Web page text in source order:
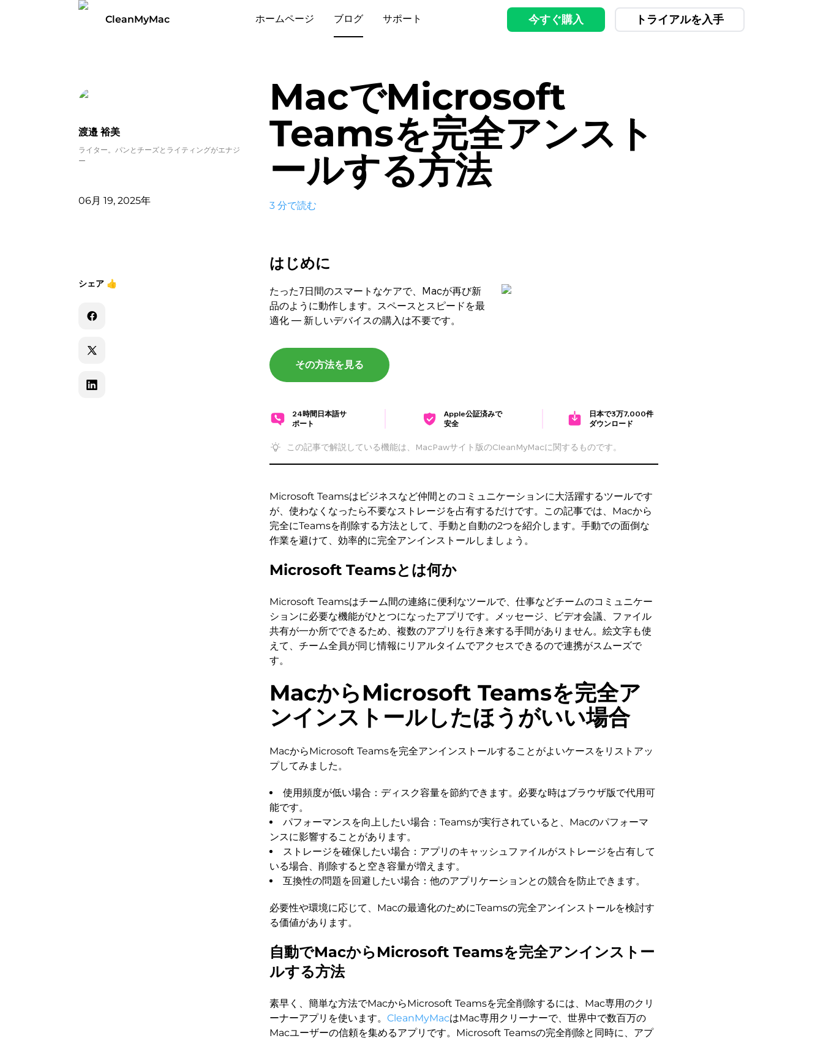
CleanMyMac ホームページ ブログ サポート 今すぐ購入 トライアルを入手
渡邉 裕美
ライター。パンとチーズとライティングがエナジ
ー
06月 19, 2025年
シェア 👍
MacでMicrosoft
Teamsを完全アンスト
ールする方法
3 分で読む
はじめに
たった7日間のスマートなケアで、Macが再び新
品のように動作します。スペースとスピードを最
適化 — 新しいデバイスの購入は不要です。
その方法を見る
24時間日本語サ
ポート
Apple公証済みで
安全
日本で3万7,000件
ダウンロード
この記事で解説している機能は、MacPawサイト版のCleanMyMacに関するものです。
Microsoft Teamsはビジネスなど仲間とのコミュニケーションに大活躍するツールです
が、使わなくなったら不要なストレージを占有するだけです。この記事では、Macから
完全にTeamsを削除する方法として、手動と自動の2つを紹介します。手動での面倒な
作業を避けて、効率的に完全アンインストールしましょう。
Microsoft Teamsとは何か
Microsoft Teamsはチーム間の連絡に便利なツールで、仕事などチームのコミュニケー
ションに必要な機能がひとつになったアプリです。メッセージ、ビデオ会議、ファイル
共有が一か所でできるため、複数のアプリを行き来する手間がありません。絵文字も使
えて、チーム全員が同じ情報にリアルタイムでアクセスできるので連携がスムーズで
す。
MacからMicrosoft Teamsを完全ア
ンインストールしたほうがいい場合
MacからMicrosoft Teamsを完全アンインストールすることがよいケースをリストアッ
プしてみました。
使用頻度が低い場合：ディスク容量を節約できます。必要な時はブラウザ版で代用可
能です。
パフォーマンスを向上したい場合：Teamsが実行されていると、Macのパフォーマ
ンスに影響することがあります。
ストレージを確保したい場合：アプリのキャッシュファイルがストレージを占有して
いる場合、削除すると空き容量が増えます。
互換性の問題を回避したい場合：他のアプリケーションとの競合を防止できます。
必要性や環境に応じて、Macの最適化のためにTeamsの完全アンインストールを検討す
る価値があります。
自動でMacからMicrosoft Teamsを完全アンインストー
ルする方法
素早く、簡単な方法でMacからMicrosoft Teamsを完全削除するには、Mac専用のクリ
ーナーアプリを使います。 CleanMyMacはMac専用クリーナーで、世界中で数百万の
Macユーザーの信頼を集めるアプリです。Microsoft Teamsの完全削除と同時に、アプ